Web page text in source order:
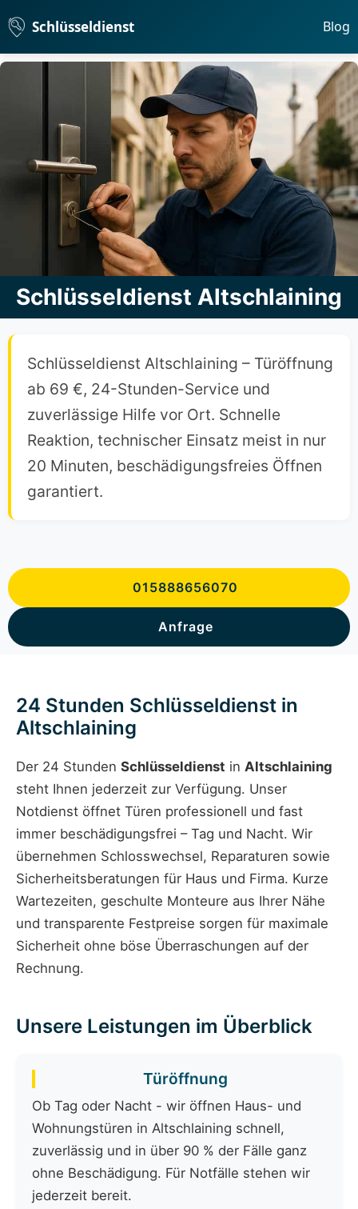
Schlüsseldienst Blog
Schlüsseldienst Altschlaining
Schlüsseldienst Altschlaining – Türöffnung
ab 69 €, 24-Stunden-Service und
zuverlässige Hilfe vor Ort. Schnelle
Reaktion, technischer Einsatz meist in nur
20 Minuten, beschädigungsfreies Öffnen
garantiert.
015888656070
Anfrage
24 Stunden Schlüsseldienst in
Altschlaining
Der 24 Stunden Schlüsseldienst in Altschlaining
steht Ihnen jederzeit zur Verfügung. Unser
Notdienst öffnet Türen professionell und fast
immer beschädigungsfrei – Tag und Nacht. Wir
übernehmen Schlosswechsel, Reparaturen sowie
Sicherheitsberatungen für Haus und Firma. Kurze
Wartezeiten, geschulte Monteure aus Ihrer Nähe
und transparente Festpreise sorgen für maximale
Sicherheit ohne böse Überraschungen auf der
Rechnung.
Unsere Leistungen im Überblick
Türöffnung
Ob Tag oder Nacht - wir öffnen Haus- und
Wohnungstüren in Altschlaining schnell,
zuverlässig und in über 90 % der Fälle ganz
ohne Beschädigung. Für Notfälle stehen wir
jederzeit bereit.